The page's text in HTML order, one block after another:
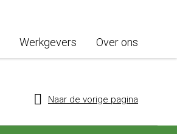
Werkgevers Over ons
Naar de vorige pagina